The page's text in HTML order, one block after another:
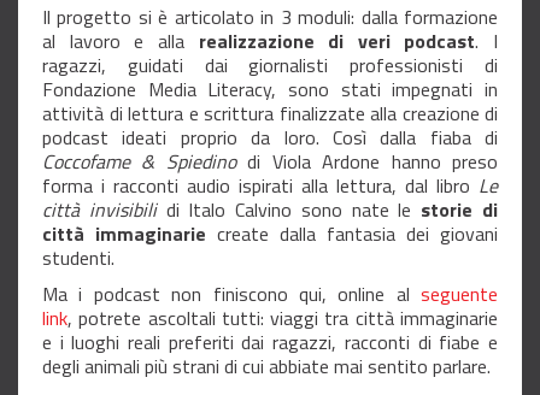
Il progetto si è articolato in 3 moduli: dalla formazione
al lavoro e alla realizzazione di veri podcast. I
ragazzi, guidati dai giornalisti professionisti di
Fondazione Media Literacy, sono stati impegnati in
attività di lettura e scrittura finalizzate alla creazione di
podcast ideati proprio da loro. Così dalla fiaba di
Coccofame & Spiedinodi Viola Ardone hanno preso
forma i racconti audio ispirati alla lettura, dal libro Le
città invisibilidi Italo Calvino sono nate le storie di
città immaginarie create dalla fantasia dei giovani
studenti.
Ma i podcast non finiscono qui, online al seguente
link, potrete ascoltali tutti: viaggi tra città immaginarie
e i luoghi reali preferiti dai ragazzi, racconti di fiabe e
degli animali più strani di cui abbiate mai sentito parlare.